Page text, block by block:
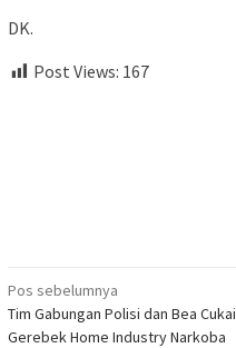
DK.
Post Views: 167
Navigasi
pos
Pos sebelumnya
Tim Gabungan Polisi dan Bea Cukai
Gerebek Home Industry Narkoba